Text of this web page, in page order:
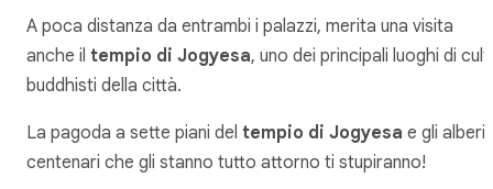
A poca distanza da entrambi i palazzi, merita una visita
anche il tempio di Jogyesa, uno dei principali luoghi di
buddhisti della città.
La pagoda a sette piani del tempio di Jogyesa e gli alberi
centenari che gli stanno tutto attorno ti stupiranno!